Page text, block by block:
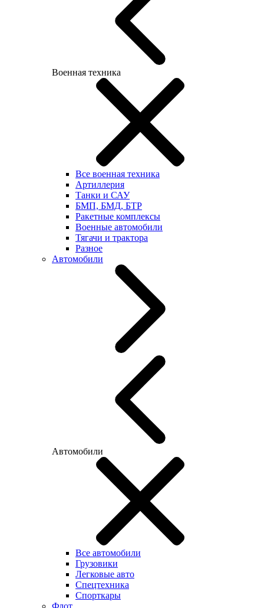
Военная техника
Все военная техника
Артиллерия
Танки и САУ
БМП, БМД, БТР
Ракетные комплексы
Военные автомобили
Тягачи и трактора
Разное
Автомобили
Автомобили
Все автомобили
Грузовики
Легковые авто
Спецтехника
Спорткары
Флот